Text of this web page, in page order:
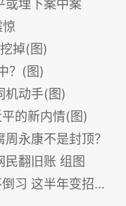
或埋下案中案
掉(图)
？(图)
机动手(图)
的新内情(图)
永康不是封顶？
民翻旧账 组图
年变招在做一件事